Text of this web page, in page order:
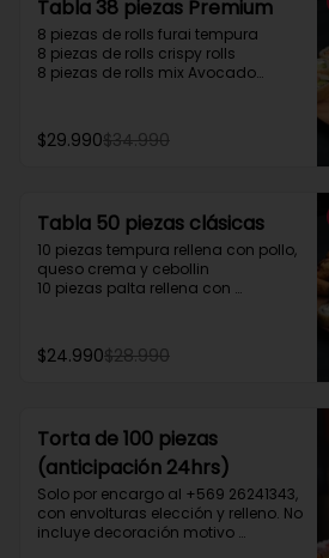
el envío de forma gratuita.”
Tabla 38 piezas Premium
8 piezas de rolls furai tempura
8 piezas de rolls crispy rolls
8 piezas de rolls mix Avocado
4 camarón apanados
$29.990$34.990
Tabla 50 piezas clásicas
10 piezas tempura rellena con pollo,
queso crema y cebollin
10 piezas palta rellena con
palta y cebollin
4 gyosas pollo y cerdo
$24.990$28.990
Torta de 100 piezas
(anticipación 24hrs)
Solo por encargo al +569 26241343,
con envolturas elección y relleno. No
incluye decoración motivo